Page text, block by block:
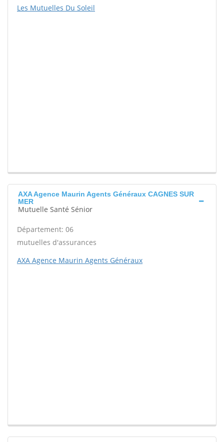
Les Mutuelles Du Soleil
AXA Agence Maurin Agents Généraux CAGNES SUR
MER
Mutuelle Santé Sénior
Département: 06
mutuelles d'assurances
AXA Agence Maurin Agents Généraux